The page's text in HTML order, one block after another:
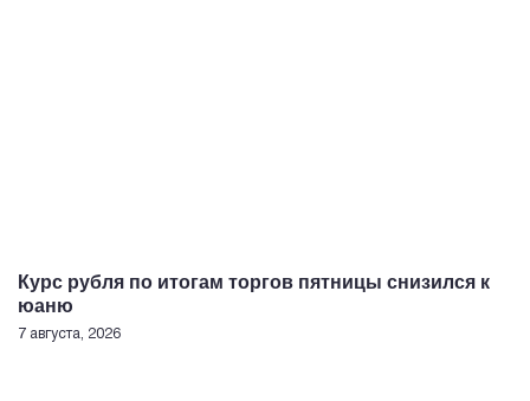
Курс рубля по итогам торгов пятницы снизился к
юаню
7 августа, 2026